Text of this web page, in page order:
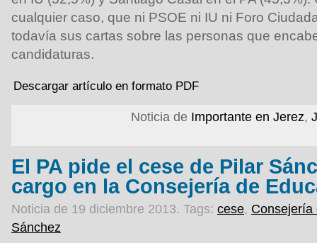
cualquier caso, que ni PSOE ni IU ni Foro
todavía sus cartas sobre las personas que
candidaturas.
Descargar artículo en formato PDF
Noticia de Importante en Jerez,
El PA pide el cese de Pilar
cargo en la Consejería de
Noticia de 19 diciembre 2013. Tags: cese, Consejería
Sánchez